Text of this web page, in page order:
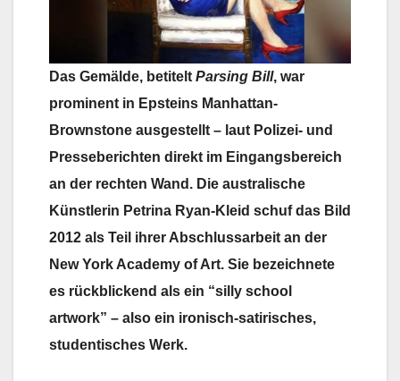
Das Gemälde, betiteltParsing Bill, war
prominent in Epsteins Manhattan-
Brownstone ausgestellt – laut Polizei- und
Presseberichten direkt im Eingangsbereich
an der rechten Wand. Die australische
Künstlerin Petrina Ryan‑Kleid schuf das Bild
2012 als Teil ihrer Abschlussarbeit an der
New York Academy of Art. Sie bezeichnete
es rückblickend als ein “silly school
artwork” – also ein ironisch‑satirisches,
studentisches Werk.